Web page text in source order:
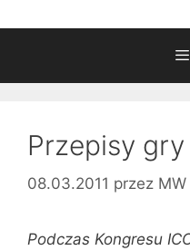
Przepisy
08.03.2011 przez MW
Podczas Kongresu